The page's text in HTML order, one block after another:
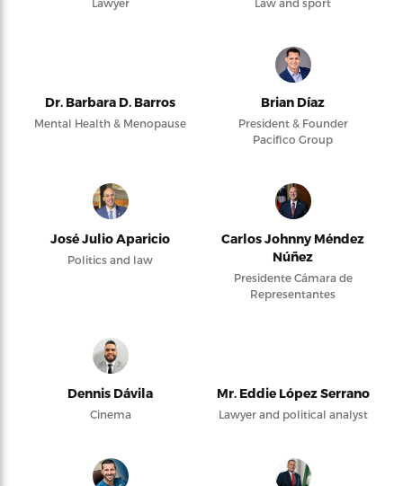
Lawyer Law and sport
Dr. Barbara D. Barros
Mental Health & Menopause
Brian Díaz
President & Founder
Pacifico Group
José Julio Aparicio
Politics and law
Carlos Johnny Méndez
Núñez
Presidente Cámara de
Representantes
Dennis Dávila
Cinema
Mr. Eddie López Serrano
Lawyer and political analyst